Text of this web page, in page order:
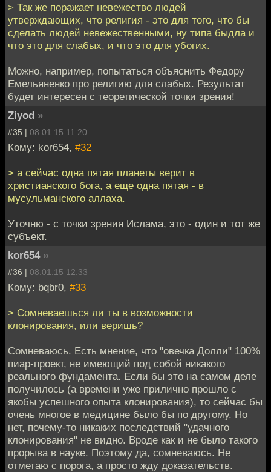
> Так же поражает невежество людей
утверждающих, что религия - это для того, что бы
сделать людей невежественными, ну типа быдла и
что это для слабых, и что это для убогих.
Можно, например, попытаться объяснить Федору
Емельяненко про религию для слабых. Результат
будет интересен с теоретической точки зрения!
Ziyod »
#35 | 08.01.15 11:20
Кому: kor654, #32
> а сейчас одна пятая планеты верит в
христианского бога, а еще одна пятая - в
мусульманского аллаха.
Уточню - с точки зрения Ислама, это - один и тот же
субъект.
kor654 »
#36 | 08.01.15 12:33
Кому: bqbr0, #33
> Сомневаешься ли ты в возможности
клонирования, или веришь?
Сомневаюсь. Есть мнение, что "овечка Долли" 100%
пиар-проект, не имеющий под собой никакого
реального фундамента. Если бы это на самом деле
получилось (а времени уже прилично прошло с
якобы успешного опыта клонирования), то сейчас бы
очень многое в медицине было бы по другому. Но
нет, почему-то никаких последствий "удачного
клонирования" не видно. Вроде как и не было такого
прорыва в науке. Поэтому да, сомневаюсь. Не
отметаю с порога, а просто жду доказательств.